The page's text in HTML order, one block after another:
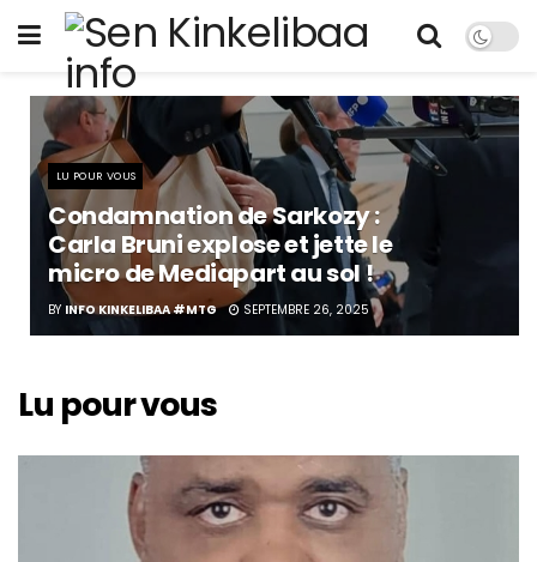
LU POUR VOUS
Condamnation de Sarkozy :
Carla Bruni explose et jette le
micro de Mediapart au sol !
BY INFO KINKELIBAA #MTG SEPTEMBRE 26, 2025
Lu pour vous